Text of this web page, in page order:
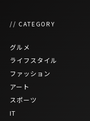
// CATEGORY
グルメ
ライフスタイル
ファッション
アート
スポーツ
IT